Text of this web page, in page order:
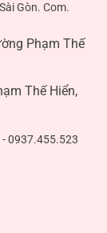
Gòn. Com.
Phạm Thế
Thế Hiển,
0937.455.523